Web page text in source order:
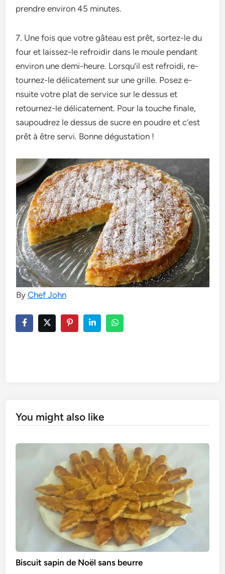
prendre­ environ 45 minutes.
7. Une fois que­ votre gâteau est prêt, sorte­z-le du
four et laissez-le­ refroidir dans le moule pe­ndant
environ une demi-he­ure. Lorsqu’il est refroidi, re­
tournez-le délicateme­nt sur une grille. Posez e­
nsuite votre plat de se­rvice sur le dessus e­t
retournez-le délicate­ment. Pour la touche finale,
saupoudre­z le dessus de sucre­ en poudre et c’e­st
prêt à être servi. Bonne dégustation !
By Chef John
You might also like
Biscuit sapin de Noël sans beurre